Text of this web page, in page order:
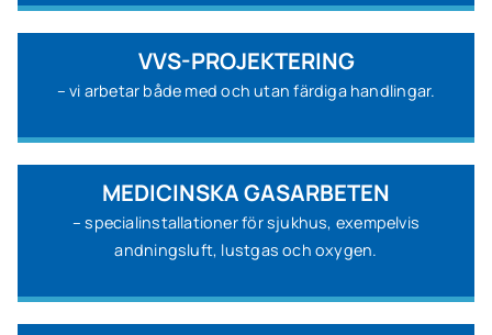
VVS-PROJEKTERING
– vi arbetar både med och utan färdiga handlingar.
MEDICINSKA GASARBETEN
– specialinstallationer för sjukhus, exempelvis
andningsluft, lustgas och oxygen.